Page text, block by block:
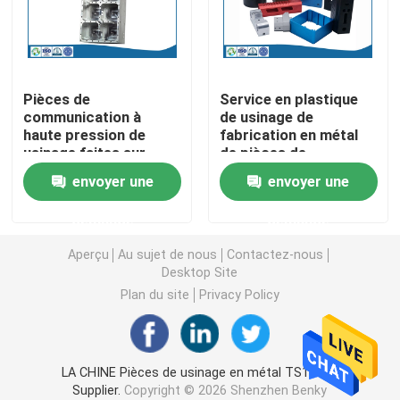
Pièces de rotation de commande numérique par
Pièces de fraisage de commande numérique par
Clôtures électroniques faites sur commande
Moulages par injection en plastique
la lingotière de moulage mécanique sous pression
Les pièces d'auto de moulage mécanique sous
Pièces de
communication à
haute pression de
usinage faites sur
commande de
services de
commande numérique
envoyer une
Service en plastique
de usinage de
fabrication en métal
de pièces de
commande numérique
par ordinateur de la
précision ISO9001
envoyer une
Aperçu Au sujet de nous
Contactez-nous
Desktop Site
Plan du site
Privacy Policy
LA CHINE Pièces de usinage en métal TS16949
Supplier. Copyright © 2026 Shenzhen Benky